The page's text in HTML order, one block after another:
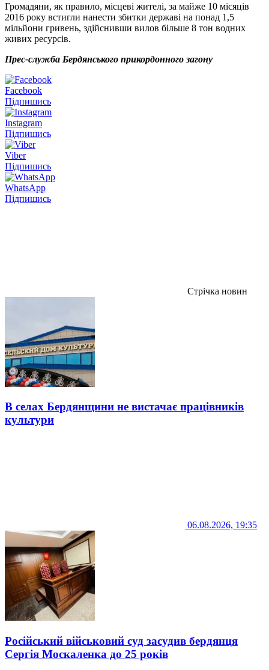
Громадяни, як правило, місцеві жителі, за майже 10 місяців
2016 року встигли нанести збитки державі на понад 1,5
мільйони гривень, здійснивши вилов більше 8 тон водних
живих ресурсів.
Прес-служба Бердянського прикордонного загону
Facebook
Підпишись
Instagram
Підпишись
Viber
Підпишись
WhatsApp
Підпишись
Стрічка новин
В селах Бердянщини не вистачає працівників
культури
06.08.2026, 19:35
Російський військовий суд засудив бердянця
Сергія Москаленка до 25 років